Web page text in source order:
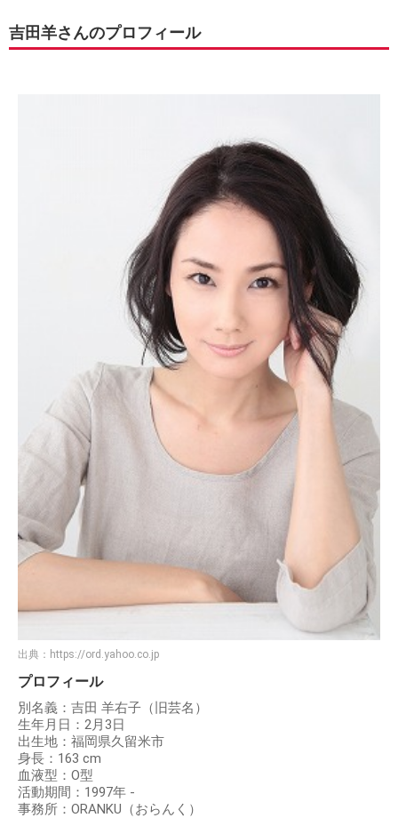
吉田羊さんのプロフィール
出典： https://ord.yahoo.co.jp
プロフィール
別名義：吉田 羊右子（旧芸名）
生年月日：2月3日
出生地：福岡県久留米市
身長：163 cm
血液型：O型
活動期間：1997年 -
事務所：ORANKU（おらんく）